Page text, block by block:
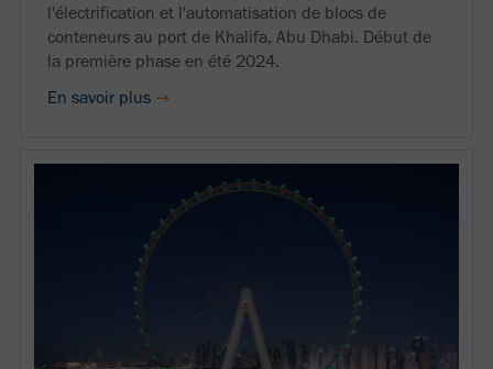
l'électrification et l'automatisation de blocs de
conteneurs au port de Khalifa, Abu Dhabi. Début de
la première phase en été 2024.
En savoir plus